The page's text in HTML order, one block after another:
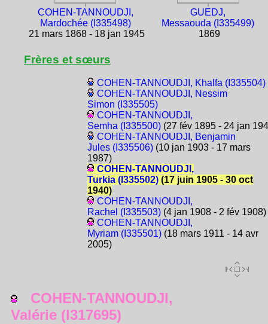
COHEN-TANNOUDJI,
Mardochée (I335498)
21 mars 1868 - 18 jan 1945
GUEDJ,
Messaouda (I335499)
1869
Frères et sœurs
COHEN-TANNOUDJI, Khalfa (I335504)
COHEN-TANNOUDJI, Nessim
Simon (I335505)
COHEN-TANNOUDJI,
Semha (I335500)(27 fév 1895 - 24 jan
COHEN-TANNOUDJI, Benjamin
Jules (I335506)(10 jan 1903 - 17 mars
1987)
COHEN-TANNOUDJI,
Turkia (I335502)(17 juin 1905 - 30 oct
1940)
COHEN-TANNOUDJI,
Rachel (I335503)(4 jan 1908 - 2 fév 1908)
COHEN-TANNOUDJI,
Myriam (I335501)(18 mars 1911 - 14 avr
2005)
COHEN-TANNOUDJI,
Valérie (I317695)